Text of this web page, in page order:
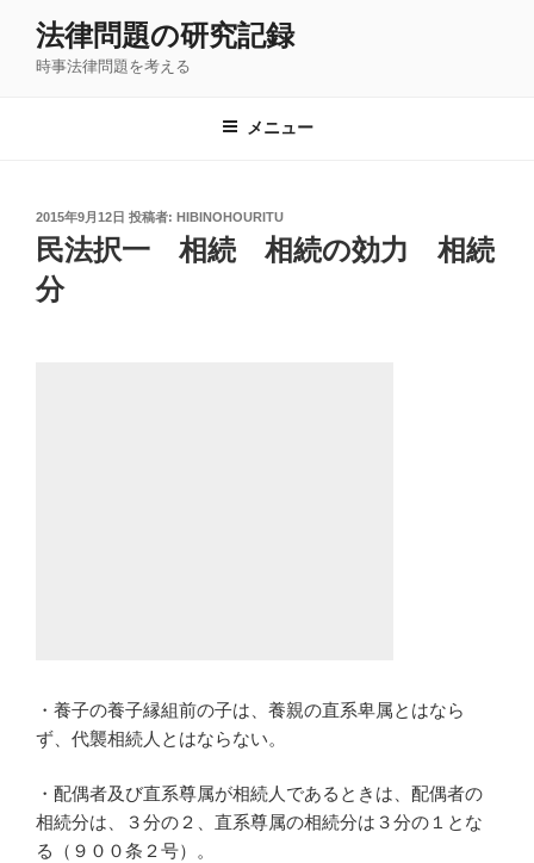
法律問題の研究記録
時事法律問題を考える
メニュー
投
稿
日:
2015年9月12日 投稿者: HIBINOHOURITU
民法択一 相続 相続の効力 相続
分
・養子の養子縁組前の子は、養親の直系卑属とはなら
ず、代襲相続人とはならない。
・配偶者及び直系尊属が相続人であるときは、配偶者の
相続分は、３分の２、直系尊属の相続分は３分の１とな
る（９００条２号）。